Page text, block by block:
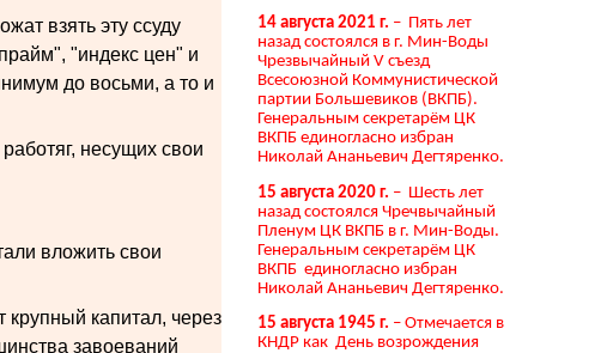
взять эту ссуду
"индекс цен" и
до восьми, а то и
несущих свои
вложить свои
крупный капитал, через
завоеваний
14 августа 2021 г. – Пять лет
назад состоялся в г. Мин-Воды
Чрезвычайный V съезд
Всесоюзной Коммунистической
партии Большевиков (ВКПБ).
Генеральным секретарём ЦК
ВКПБ единогласно избран
Николай Ананьевич Дегтяренко.
15 августа 2020 г. – Шесть лет
назад состоялся Чречвычайный
Пленум ЦК ВКПБ в г. Мин-Воды.
Генеральным секретарём ЦК
ВКПБ единогласно избран
Николай Ананьевич Дегтяренко.
15 августа 1945 г. – Отмечается в
КНДР как День возрождения